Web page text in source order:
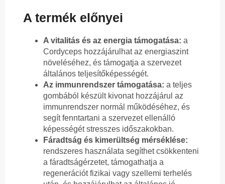
A termék előnyei
A vitalitás és az energia támogatása: a
Cordyceps hozzájárulhat az energiaszint
növeléséhez, és támogatja a szervezet
általános teljesítőképességét.
Az immunrendszer támogatása: a teljes
gombából készült kivonat hozzájárul az
immunrendszer normál működéséhez, és
segít fenntartani a szervezet ellenálló
képességét stresszes időszakokban.
Fáradtság és kimerültség mérséklése:
rendszeres használata segíthet csökkenteni
a fáradtságérzetet, támogathatja a
regenerációt fizikai vagy szellemi terhelés